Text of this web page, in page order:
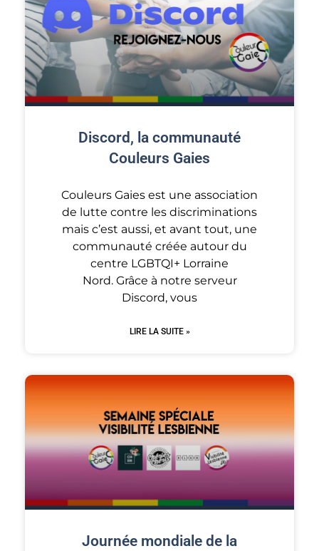
Discord, la communauté
Couleurs Gaies
Couleurs Gaies est une association
de lutte contre les discriminations
mais c’est aussi, et avant tout, une
communauté créée autour du
centre LGBTQI+ Lorraine
Nord. Grâce à notre serveur
Discord, vous
LIRE LA SUITE »
Journée mondiale de la